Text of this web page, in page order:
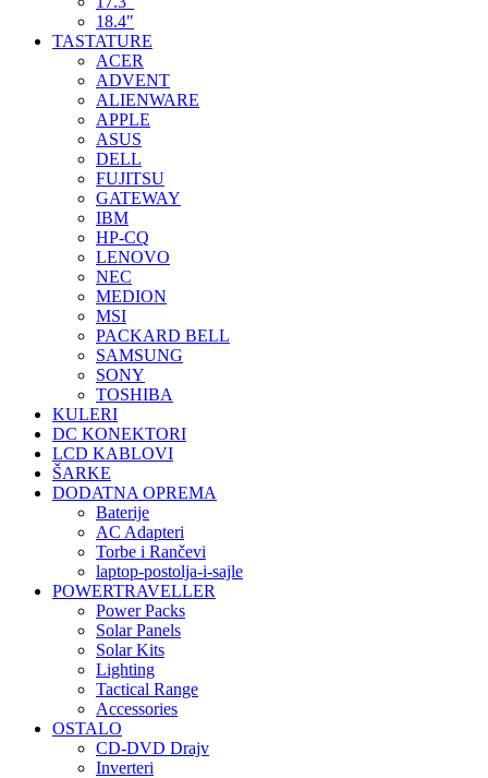
18.4"
TASTATURE
ACER
ADVENT
ALIENWARE
APPLE
ASUS
DELL
FUJITSU
GATEWAY
IBM
HP-CQ
LENOVO
NEC
MEDION
MSI
PACKARD BELL
SAMSUNG
SONY
TOSHIBA
KULERI
DC KONEKTORI
LCD KABLOVI
ŠARKE
DODATNA OPREMA
Baterije
AC Adapteri
Torbe i Rančevi
laptop-postolja-i-sajle
POWERTRAVELLER
Power Packs
Solar Panels
Solar Kits
Lighting
Tactical Range
Accessories
OSTALO
CD-DVD Drajv
Inverteri